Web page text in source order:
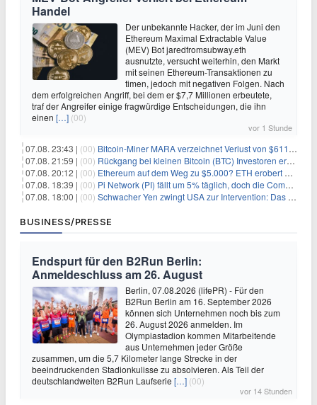
Handel
Der unbekannte Hacker, der im Juni den
Ethereum Maximal Extractable Value
(MEV) Bot jaredfromsubway.eth
ausnutzte, versucht weiterhin, den Markt
mit seinen Ethereum-Transaktionen zu
timen, jedoch mit negativen Folgen. Nach
dem erfolgreichen Angriff, bei dem er $7,7 Millionen erbeutete,
traf der Angreifer einige fragwürdige Entscheidungen, die ihn
einen […] (00)
vor 1 Stunde
07.08. 23:43 | (00) Bitcoin-Miner MARA verzeichnet Verlust von $611 Millionen bei Umsatzrückgang von 27%
07.08. 21:59 | (00) Rückgang bei kleinen Bitcoin (BTC) Investoren erreicht Höchststand seit Dezember 2024
07.08. 20:12 | (00) Ethereum auf dem Weg zu $5.000? ETH erobert wichtige Marke zurück, während Institutionen weiter akkumulieren
07.08. 18:39 | (00) Pi Network (PI) fällt um 5% täglich, doch die Community bleibt optimistisch
07.08. 18:00 | (00) Schwacher Yen zwingt USA zur Intervention: Das größte Risiko seit 15 Jahren
BUSINESS/PRESSE
Endspurt für den B2Run Berlin:
Anmeldeschluss am 26. August
Berlin, 07.08.2026 (lifePR) - Für den
B2Run Berlin am 16. September 2026
können sich Unternehmen noch bis zum
26. August 2026 anmelden. Im
Olympiastadion kommen Mitarbeitende
aus Unternehmen jeder Größe
zusammen, um die 5,7 Kilometer lange Strecke in der
beeindruckenden Stadionkulisse zu absolvieren. Als Teil der
deutschlandweiten B2Run Laufserie […] (00)
vor 14 Stunden